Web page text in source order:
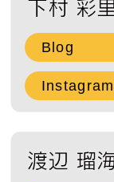
Blog
Instagram